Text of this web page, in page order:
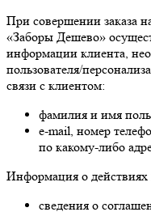
При совершении заказа
«Заборы Дешево»
информации клиента,
пользователя/
связи с клиентом:
фамилия и имя
e-mail, номер
по какому-либо
Информация о действиях
сведения о